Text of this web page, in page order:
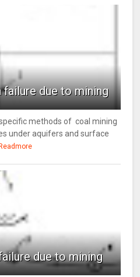
failure due to mining
methods of coal mining
under aquifers and surface
Readmore
due to mining